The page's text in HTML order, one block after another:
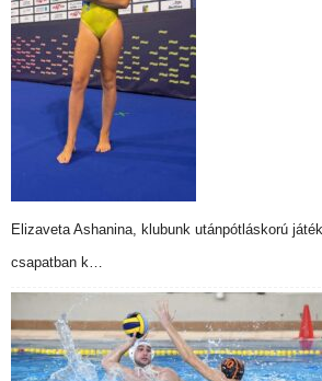
Elizaveta Ashanina, klubunk utánpótláskorú
csapatban k…